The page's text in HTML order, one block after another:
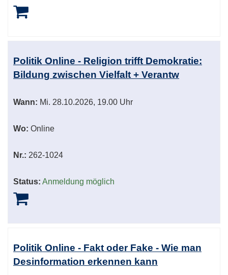
Politik Online - Religion trifft Demokratie:
Bildung zwischen Vielfalt + Verantw
Wann: Mi. 28.10.2026, 19.00 Uhr
Wo: Online
Nr.: 262-1024
Status: Anmeldung möglich
Politik Online - Fakt oder Fake - Wie man
Desinformation erkennen kann